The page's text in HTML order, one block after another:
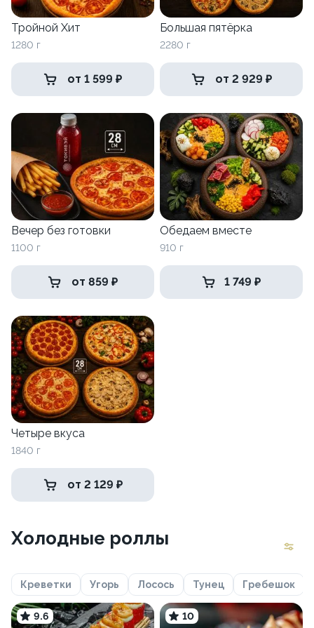
Тройной Хит
1280 г
от 1 599 ₽
Большая пятёрка
2280 г
от 2 929 ₽
Вечер без готовки
1100 г
от 859 ₽
Обедаем вместе
910 г
1 749 ₽
Четыре вкуса
1840 г
от 2 129 ₽
Холодные роллы
Креветки Угорь Лосось Тунец Гребешок
9.6 10